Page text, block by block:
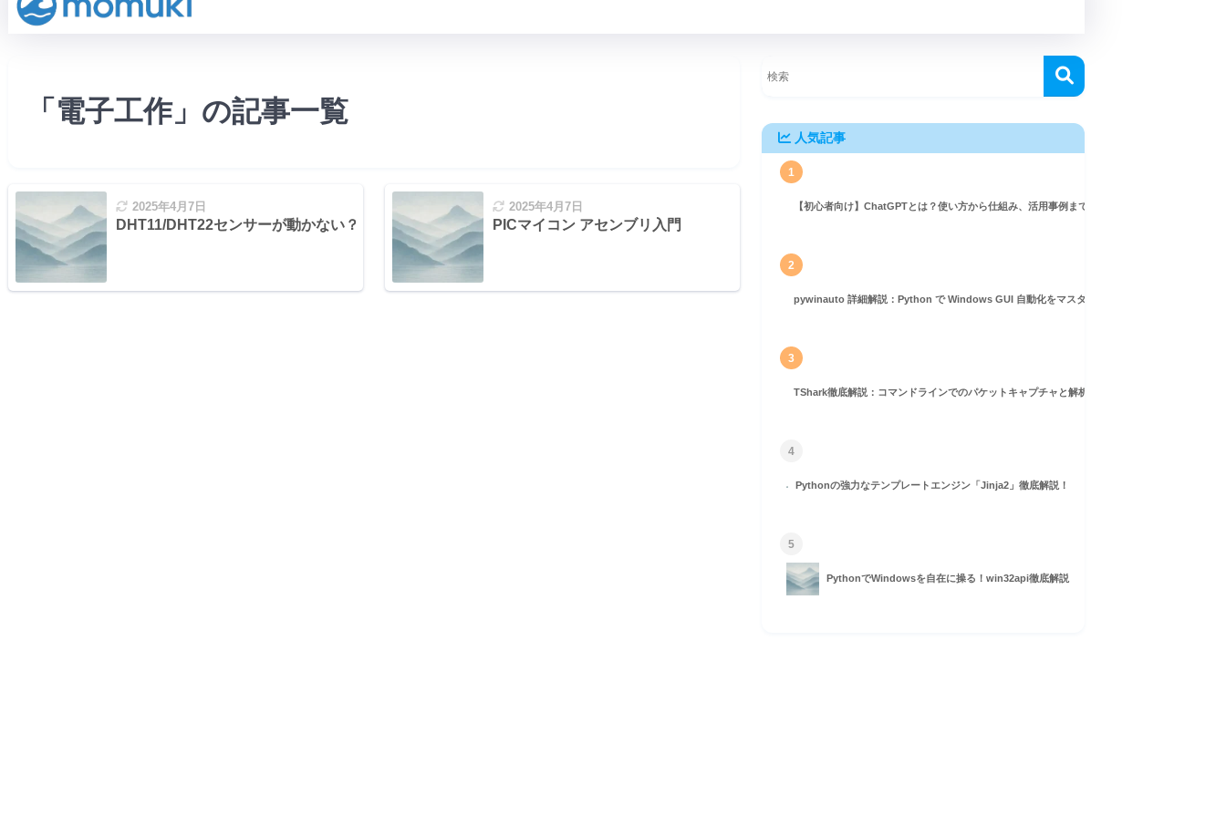
「電子工作」の記事一覧
2025年4月7日
DHT11/DHT22センサーが動かない？よくあるトラブルと解決策【完全ガイド】
2025年4月7日
PICマイコン アセンブリ入門
人気記事
1
【初心者向け】ChatGPTとは？使い方から仕組み、活用事例まで徹底解説
2
pywinauto 詳細解説：Python で Windows GUI 自動化をマスターしよう！
3
TShark徹底解説：コマンドラインでのパケットキャプチャと解析ガイド
4
Pythonの強力なテンプレートエンジン「Jinja2」徹底解説！
5
PythonでWindowsを自在に操る！win32api徹底解説